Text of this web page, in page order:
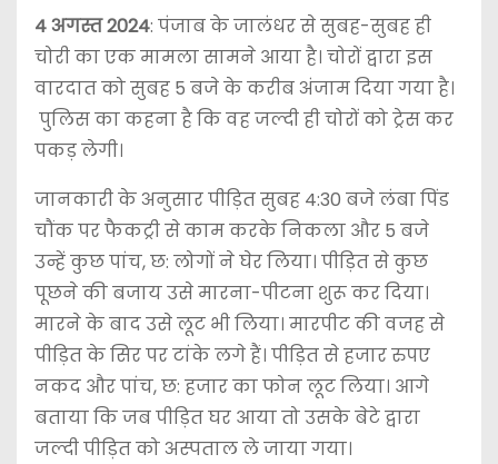
4 अगस्त 2024: पंजाब के जालंधर से सुबह-सुबह ही
चोरी का एक मामला सामने आया है। चोरों द्वारा इस
वारदात को सुबह 5 बजे के करीब अंजाम दिया गया है।
पुलिस का कहना है कि वह जल्दी ही चोरों को ट्रेस कर
पकड़ लेगी।
जानकारी के अनुसार पीड़ित सुबह 4:30 बजे लंबा पिंड
चौंक पर फैकट्री से काम करके निकला और 5 बजे
उन्हें कुछ पांच, छ: लोगों ने घेर लिया। पीड़ित से कुछ
पूछने की बजाय उसे मारना-पीटना शुरू कर दिया।
मारने के बाद उसे लूट भी लिया। मारपीट की वजह से
पीड़ित के सिर पर टांके लगे हैं। पीड़ित से हजार रुपए
नकद और पांच, छ: हजार का फोन लूट लिया। आगे
बताया कि जब पीड़ित घर आया तो उसके बेटे द्वारा
जल्दी पीड़ित को अस्पताल ले जाया गया।